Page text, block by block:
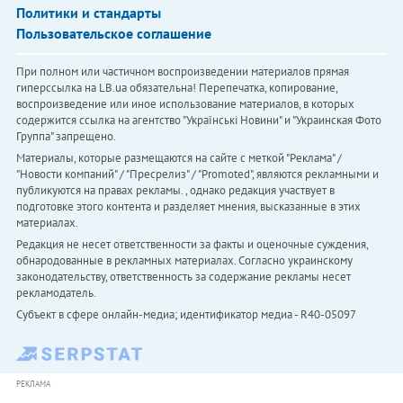
Политики и стандарты
Пользовательское соглашение
При полном или частичном воспроизведении материалов прямая
гиперссылка на LB.ua обязательна! Перепечатка, копирование,
воспроизведение или иное использование материалов, в которых
содержится ссылка на агентство "Українськi Новини" и "Украинская Фото
Группа" запрещено.
Материалы, которые размещаются на сайте с меткой "Реклама" /
"Новости компаний" / "Пресрелиз" / "Promoted", являются рекламными и
публикуются на правах рекламы. , однако редакция участвует в
подготовке этого контента и разделяет мнения, высказанные в этих
материалах.
Редакция не несет ответственности за факты и оценочные суждения,
обнародованные в рекламных материалах. Согласно украинскому
законодательству, ответственность за содержание рекламы несет
рекламодатель.
Субъект в сфере онлайн-медиа; идентификатор медиа - R40-05097
РЕКЛАМА